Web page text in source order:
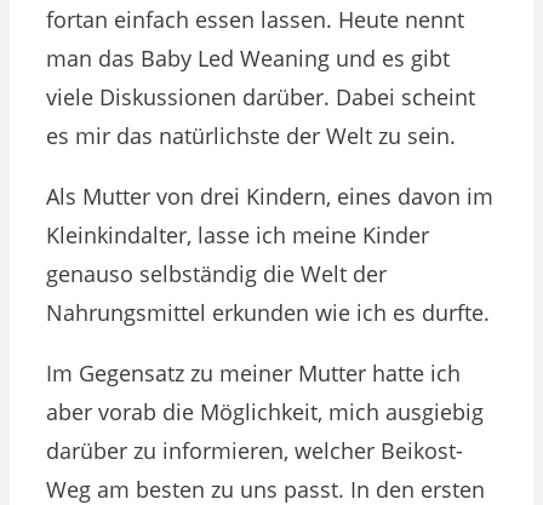
fortan einfach essen lassen. Heute nennt
man das Baby Led Weaning und es gibt
viele Diskussionen darüber. Dabei scheint
es mir das natürlichste der Welt zu sein.
Als Mutter von drei Kindern, eines davon im
Kleinkindalter, lasse ich meine Kinder
genauso selbständig die Welt der
Nahrungsmittel erkunden wie ich es durfte.
Im Gegensatz zu meiner Mutter hatte ich
aber vorab die Möglichkeit, mich ausgiebig
darüber zu informieren, welcher Beikost-
Weg am besten zu uns passt. In den ersten